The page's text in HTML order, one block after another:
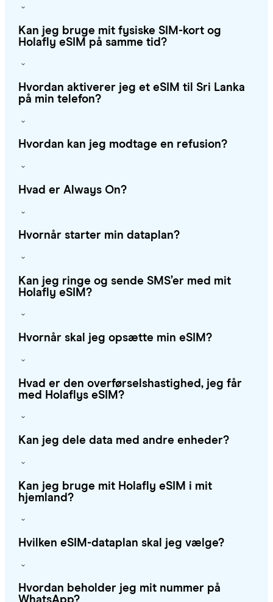
Kan jeg bruge mit fysiske SIM-kort og
Holafly eSIM på samme tid?
Hvordan aktiverer jeg et eSIM til Sri Lanka
på min telefon?
Hvordan kan jeg modtage en refusion?
Hvad er Always On?
Hvornår starter min dataplan?
Kan jeg ringe og sende SMS’er med mit
Holafly eSIM?
Hvornår skal jeg opsætte min eSIM?
Hvad er den overførselshastighed, jeg får
med Holaflys eSIM?
Kan jeg dele data med andre enheder?
Kan jeg bruge mit Holafly eSIM i mit
hjemland?
Hvilken eSIM-dataplan skal jeg vælge?
Hvordan beholder jeg mit nummer på